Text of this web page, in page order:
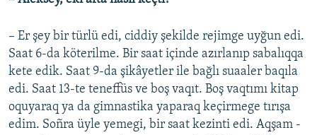
– Er şey bir türlü edi, ciddiy şekilde rejimge uyğun edi.
Saat 6-da köterilme. Bir saat içinde azırlanıp sabalıqqa
kete edik. Saat 9-da şikâyetler ile bağlı suaaler baqıla
edi. Saat 13-te teneffüs ve boş vaqıt. Boş vaqtımı kitap
oquyaraq ya da gimnastika yaparaq keçirmege tırışa
edim. Soñra üyle yemegi, bir saat kezinti edi. Aqşam -